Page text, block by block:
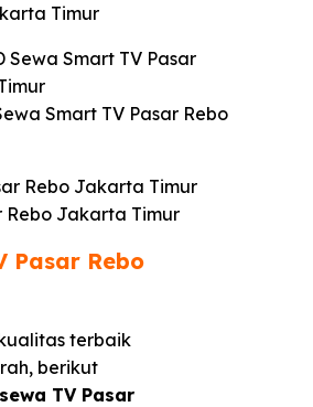
Timur
Smart TV Pasar Rebo
Rebo Jakarta Timur
Pasar Rebo
terbaik
berikut
TV Pasar